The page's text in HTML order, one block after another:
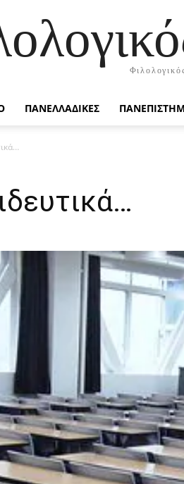
ΠΑΝΕΛΛΑΔΙΚΕΣ